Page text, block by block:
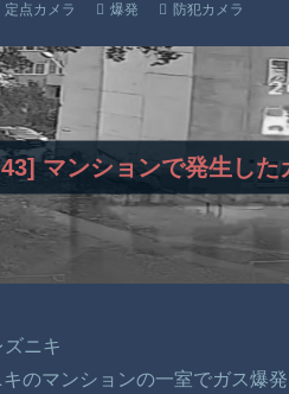
定点カメラ 爆発 防犯カメラ
マンションで発生した
ズニキ
のマンションの一室でガス爆